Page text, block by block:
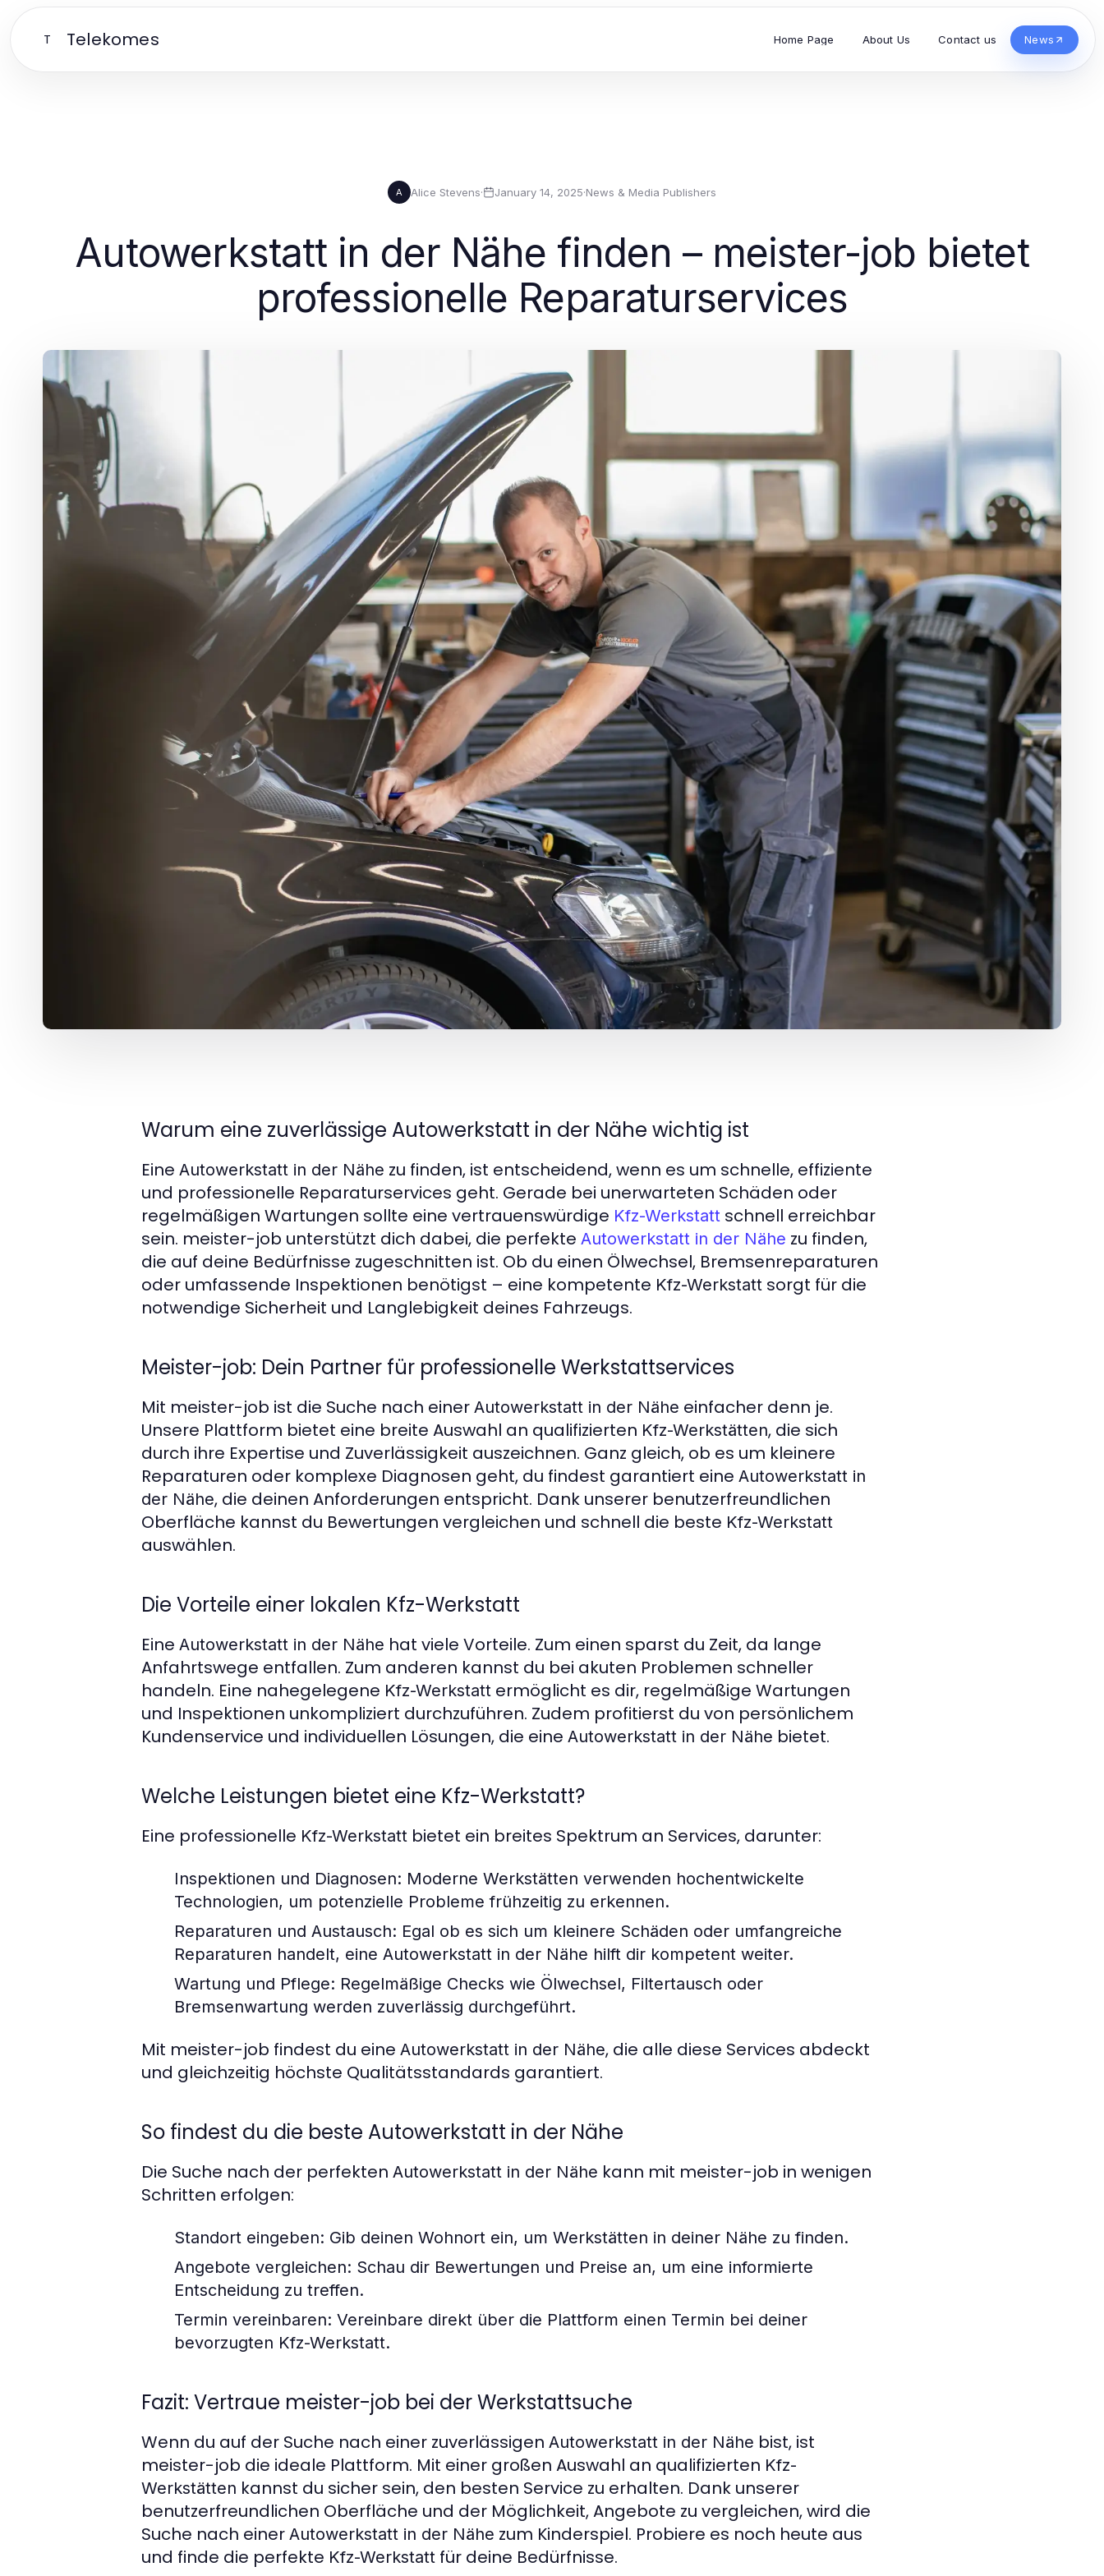
T Telekomes Home Page About Us Contact us News
A Alice Stevens· January 14, 2025·News & Media Publishers
Autowerkstatt in der Nähe finden – meister-job bietet
professionelle Reparaturservices
Warum eine zuverlässige Autowerkstatt in der Nähe wichtig ist
Eine Autowerkstatt in der Nähe zu finden, ist entscheidend, wenn es um schnelle, effiziente
und professionelle Reparaturservices geht. Gerade bei unerwarteten Schäden oder
regelmäßigen Wartungen sollte eine vertrauenswürdige Kfz-Werkstatt schnell erreichbar
sein. meister-job unterstützt dich dabei, die perfekte Autowerkstatt in der Nähe zu finden,
die auf deine Bedürfnisse zugeschnitten ist. Ob du einen Ölwechsel, Bremsenreparaturen
oder umfassende Inspektionen benötigst – eine kompetente Kfz-Werkstatt sorgt für die
notwendige Sicherheit und Langlebigkeit deines Fahrzeugs.
Meister-job: Dein Partner für professionelle Werkstattservices
Mit meister-job ist die Suche nach einer Autowerkstatt in der Nähe einfacher denn je.
Unsere Plattform bietet eine breite Auswahl an qualifizierten Kfz-Werkstätten, die sich
durch ihre Expertise und Zuverlässigkeit auszeichnen. Ganz gleich, ob es um kleinere
Reparaturen oder komplexe Diagnosen geht, du findest garantiert eine Autowerkstatt in
der Nähe, die deinen Anforderungen entspricht. Dank unserer benutzerfreundlichen
Oberfläche kannst du Bewertungen vergleichen und schnell die beste Kfz-Werkstatt
auswählen.
Die Vorteile einer lokalen Kfz-Werkstatt
Eine Autowerkstatt in der Nähe hat viele Vorteile. Zum einen sparst du Zeit, da lange
Anfahrtswege entfallen. Zum anderen kannst du bei akuten Problemen schneller
handeln. Eine nahegelegene Kfz-Werkstatt ermöglicht es dir, regelmäßige Wartungen
und Inspektionen unkompliziert durchzuführen. Zudem profitierst du von persönlichem
Kundenservice und individuellen Lösungen, die eine Autowerkstatt in der Nähe bietet.
Welche Leistungen bietet eine Kfz-Werkstatt?
Eine professionelle Kfz-Werkstatt bietet ein breites Spektrum an Services, darunter:
Inspektionen und Diagnosen: Moderne Werkstätten verwenden hochentwickelte
Technologien, um potenzielle Probleme frühzeitig zu erkennen.
Reparaturen und Austausch: Egal ob es sich um kleinere Schäden oder umfangreiche
Reparaturen handelt, eine Autowerkstatt in der Nähe hilft dir kompetent weiter.
Wartung und Pflege: Regelmäßige Checks wie Ölwechsel, Filtertausch oder
Bremsenwartung werden zuverlässig durchgeführt.
Mit meister-job findest du eine Autowerkstatt in der Nähe, die alle diese Services abdeckt
und gleichzeitig höchste Qualitätsstandards garantiert.
So findest du die beste Autowerkstatt in der Nähe
Die Suche nach der perfekten Autowerkstatt in der Nähe kann mit meister-job in wenigen
Schritten erfolgen:
Standort eingeben: Gib deinen Wohnort ein, um Werkstätten in deiner Nähe zu finden.
Angebote vergleichen: Schau dir Bewertungen und Preise an, um eine informierte
Entscheidung zu treffen.
Termin vereinbaren: Vereinbare direkt über die Plattform einen Termin bei deiner
bevorzugten Kfz-Werkstatt.
Fazit: Vertraue meister-job bei der Werkstattsuche
Wenn du auf der Suche nach einer zuverlässigen Autowerkstatt in der Nähe bist, ist
meister-job die ideale Plattform. Mit einer großen Auswahl an qualifizierten Kfz-
Werkstätten kannst du sicher sein, den besten Service zu erhalten. Dank unserer
benutzerfreundlichen Oberfläche und der Möglichkeit, Angebote zu vergleichen, wird die
Suche nach einer Autowerkstatt in der Nähe zum Kinderspiel. Probiere es noch heute aus
und finde die perfekte Kfz-Werkstatt für deine Bedürfnisse.